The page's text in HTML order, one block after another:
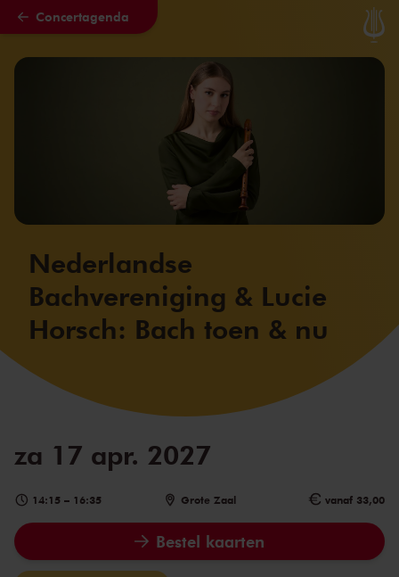
Naar hoofdcontent
Concertagenda
Nederlandse
Bachvereniging & Lucie
Horsch: Bach toen & nu
za 17 apr. 2027
14:15 – 16:35 Grote Zaal vanaf 33,00
Bestel kaarten